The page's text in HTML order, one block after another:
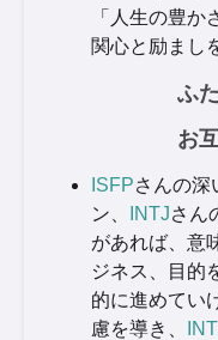
「人生の豊か
関心と励まし
ふ
お
ISFPさんの深
ン、
INTJさん
があれば、意
ジネス、目的
的に進めてい
慮を導き、